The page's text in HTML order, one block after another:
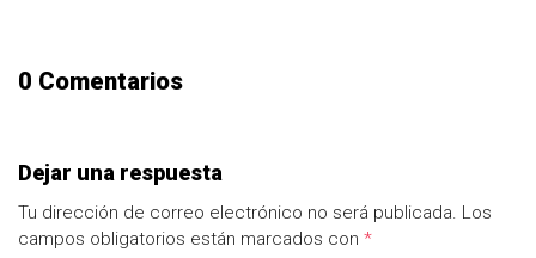
0 Comentarios
Dejar una respuesta
Tu dirección de correo electrónico no será publicada. Los
campos obligatorios están marcados con *